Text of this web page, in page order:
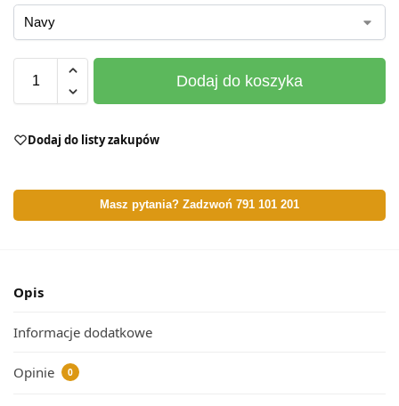
Dodaj do koszyka
Dodaj do listy zakupów
Masz pytania? Zadzwoń 791 101 201
Opis
Informacje dodatkowe
Opinie 0